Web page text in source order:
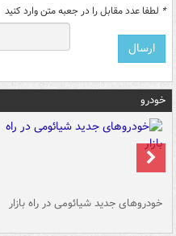
* لطفا عدد مقابل را در جعبه متن وارد کنید
خودرو
خودروهای جدید شیائومی در راه بازار